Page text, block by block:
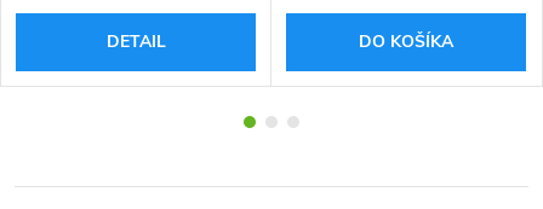
DETAIL DO KOŠÍKA